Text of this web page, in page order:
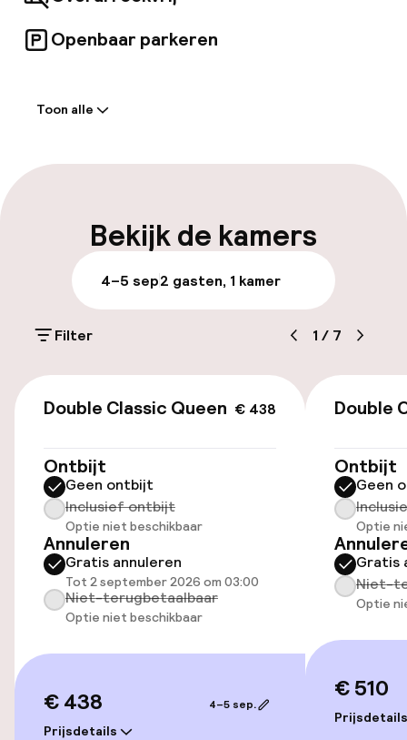
voor ontspanning en verjonging.
Openbaar parkeren
Vroeg inchecken mogelijk
Bagageruimte
Parkeren & mobiliteit
Toegankelijkheid
Overal rolstoeltoegankelijk
Lift
Voor toegankelijkheid
geoptimaliseerde kamers beschikbaar
Kamers
geoptimaliseerde kamers beschikbaar
Toon alle
Bekijk de kamers
4–5 sep2 gasten, 1 kamer
Filter 1 / 7
€ 438
Double Classic Queen Bed
Ontbijt
Geen ontbijt
Inclusief ontbijt
Optie niet beschikbaar
Annuleren
Gratis annuleren
Tot 2 september 2026 om 03:00
Niet-terugbetaalbaar
Optie niet beschikbaar
€ 438
Prijsdetails
4–5 sep.
Double
Ontbijt
Geen
Optie
Gratis
Niet-
Optie
€ 510
Prijsdetails